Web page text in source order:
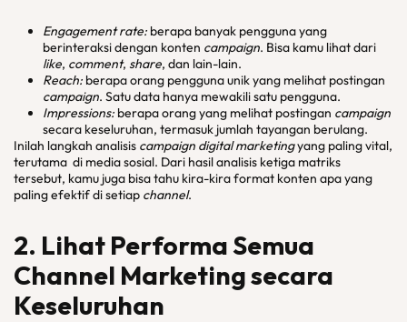
Engagement rate: berapa banyak pengguna yang
berinteraksi dengan konten campaign. Bisa kamu lihat dari
like, comment, share, dan lain-lain.
Reach: berapa orang pengguna unik yang melihat postingan
campaign. Satu data hanya mewakili satu pengguna.
Impressions: berapa orang yang melihat postingan campaign
secara keseluruhan, termasuk jumlah tayangan berulang.
Inilah langkah analisis campaign digital marketingyang paling vital,
terutama di media sosial. Dari hasil analisis ketiga matriks
tersebut, kamu juga bisa tahu kira-kira format konten apa yang
paling efektif di setiap channel.
2. Lihat Performa Semua
Channel Marketing secara
Keseluruhan